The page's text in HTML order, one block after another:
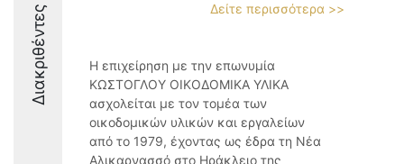
Διακριθέντες Δείτε περισσότερα >>
Η επιχείρηση με την επωνυμία
ΚΩΣΤΟΓΛΟΥ ΟΙΚΟΔΟΜΙΚΑ ΥΛΙΚΑ
ασχολείται με τον τομέα των
οικοδομικών υλικών και εργαλείων
από το 1979, έχοντας ως έδρα τη Νέα
Αλικαρνασσό στο Ηράκλειο της